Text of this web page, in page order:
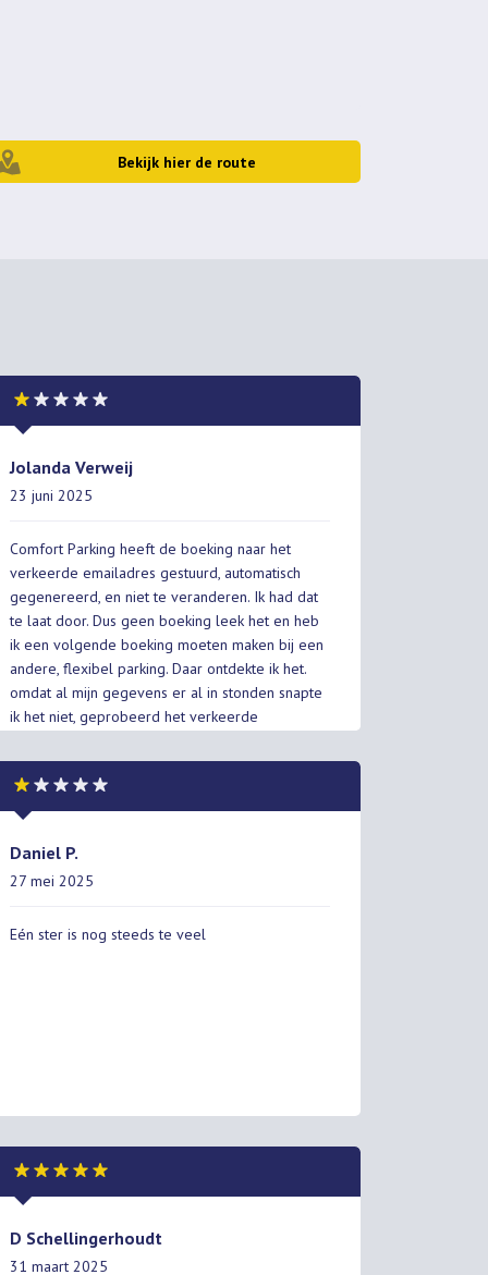
Bekijk hier de route
Jolanda Verweij
23 juni 2025
Comfort Parking heeft de boeking naar het
verkeerde emailadres gestuurd, automatisch
gegenereerd, en niet te veranderen. Ik had dat
te laat door. Dus geen boeking leek het en heb
ik een volgende boeking moeten maken bij een
andere, flexibel parking. Daar ontdekte ik het.
omdat al mijn gegevens er al in stonden snapte
ik het niet, geprobeerd het verkeerde
geweigerd en ik moest de volgende dag
vliegen dus nog een keer erin gezet. Al deze
kosten moest ik toen zelf dragen. Zeer
Daniel P.
27 mei 2025
Eén ster is nog steeds te veel
D Schellingerhoudt
31 maart 2025